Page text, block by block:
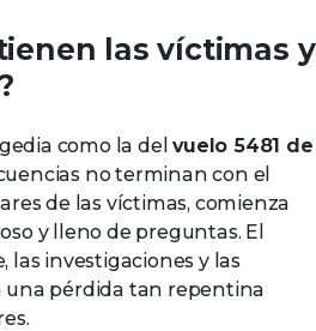
las víctimas y
como la delvuelo 5481 de
no terminan con el
de las víctimas, comienza
y lleno de preguntas. El
investigaciones y las
una pérdida tan repentina